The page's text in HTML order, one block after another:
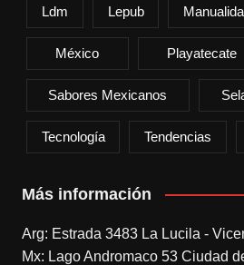
Ldm Lepub
México Playatecate
Sabores Mexicanos
Tecnología Tendencias
Más información
Arg: Estrada 3483 La Lucila -
Mx: Lago Andromaco 53 Ciudad